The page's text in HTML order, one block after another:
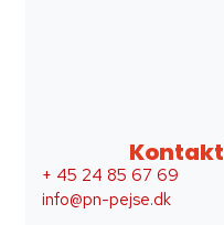
+ 45 24 85 67 69
info@pn-pejse.dk